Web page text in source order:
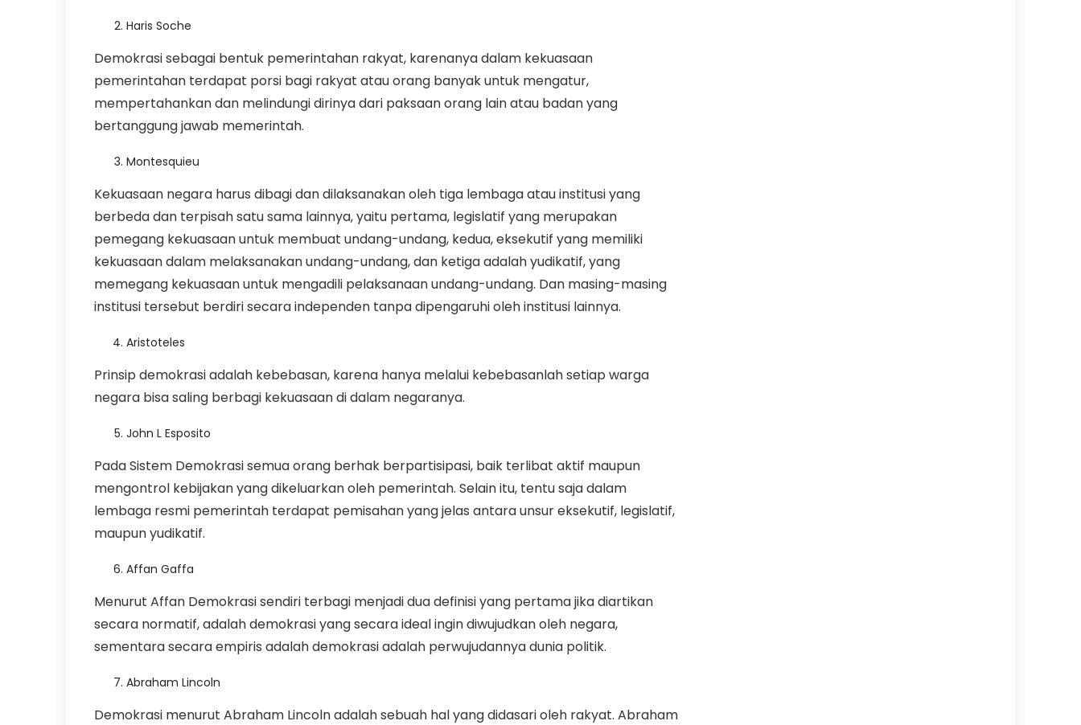
Haris Soche
Demokrasi sebagai bentuk pemerintahan rakyat, karenanya dalam kekuasaan
pemerintahan terdapat porsi bagi rakyat atau orang banyak untuk mengatur,
mempertahankan dan melindungi dirinya dari paksaan orang lain atau badan yang
bertanggung jawab memerintah.
Montesquieu
Kekuasaan negara harus dibagi dan dilaksanakan oleh tiga lembaga atau institusi yang
berbeda dan terpisah satu sama lainnya, yaitu pertama, legislatif yang merupakan
pemegang kekuasaan untuk membuat undang-undang, kedua, eksekutif yang memiliki
kekuasaan dalam melaksanakan undang-undang, dan ketiga adalah yudikatif, yang
memegang kekuasaan untuk mengadili pelaksanaan undang-undang. Dan masing-masing
institusi tersebut berdiri secara independen tanpa dipengaruhi oleh institusi lainnya.
Aristoteles
Prinsip demokrasi adalah kebebasan, karena hanya melalui kebebasanlah setiap warga
negara bisa saling berbagi kekuasaan di dalam negaranya.
John L Esposito
Pada Sistem Demokrasi semua orang berhak berpartisipasi, baik terlibat aktif maupun
mengontrol kebijakan yang dikeluarkan oleh pemerintah. Selain itu, tentu saja dalam
lembaga resmi pemerintah terdapat pemisahan yang jelas antara unsur eksekutif, legislatif,
maupun yudikatif.
Affan Gaffa
Menurut Affan Demokrasi sendiri terbagi menjadi dua definisi yang pertama jika diartikan
secara normatif, adalah demokrasi yang secara ideal ingin diwujudkan oleh negara,
sementara secara empiris adalah demokrasi adalah perwujudannya dunia politik.
Abraham Lincoln
Demokrasi menurut Abraham Lincoln adalah sebuah hal yang didasari oleh rakyat. Abraham